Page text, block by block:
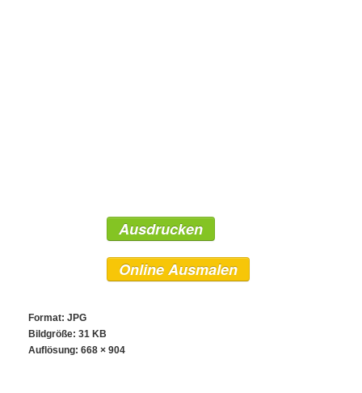
Ausdrucken
Online Ausmalen
Format: JPG
Bildgröße: 31 KB
Auflösung: 668 × 904